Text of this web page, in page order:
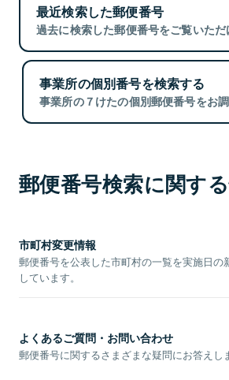
最近検索した郵便番号
過去に検索した郵便番号をご覧いただ
事業所の個別番号を検索する
事業所の７けたの個別郵便番号をお調
郵便番号検索に関す
市町村変更情報
郵便番号を公表した市町村の一覧を実施日の
しています。
よくあるご質問・お問い合わせ
郵便番号に関するさまざまな疑問にお答えし